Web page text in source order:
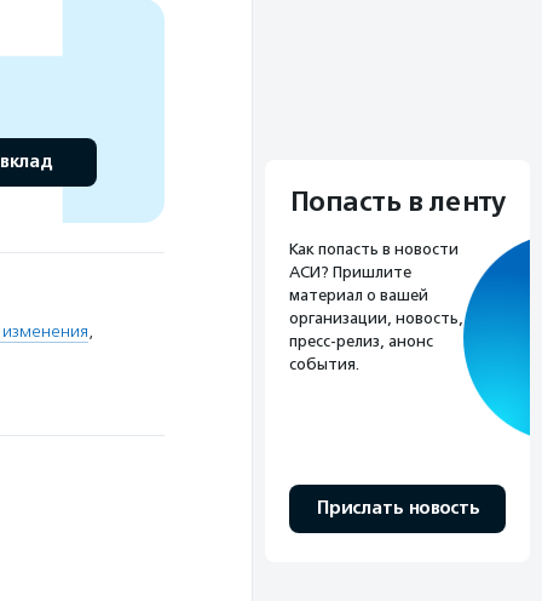
,
Попасть в ленту
Как попасть в новости
АСИ? Пришлите
материал о вашей
организации, новость,
пресс-релиз, анонс
события.
Прислать новость